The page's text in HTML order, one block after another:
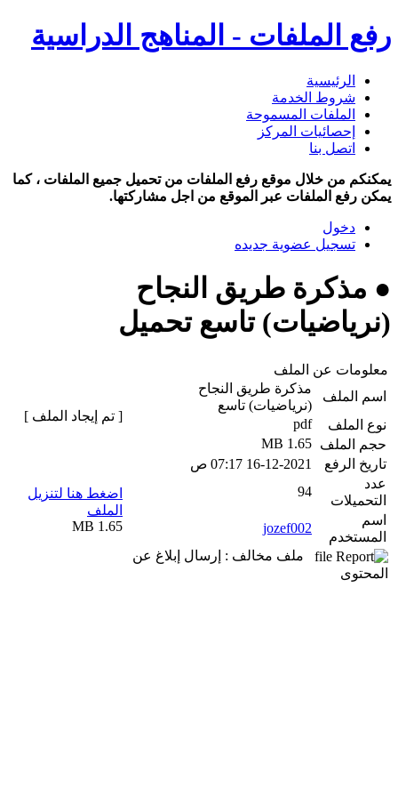
رفع الملفات - المناهج الدراسية
الرئيسية
شروط الخدمة
الملفات المسموحة
إحصائيات المركز
اتصل بنا
يمكنكم من خلال موقع رفع الملفات من تحميل جميع الملفات ، كما
يمكن رفع الملفات عبر الموقع من اجل مشاركتها.
دخول
تسجيل عضوية جديده
● مذكرة طريق النجاح
(نرياضيات) تاسع تحميل
معلومات عن الملف
اسم الملف
مذكرة طريق النجاح
(نرياضيات) تاسع
نوع الملف
pdf
حجم الملف 1.65 MB
تاريخ الرفع
16-12-2021 07:17 ص
عدد
التحميلات
94
اسم
المستخدم
jozef002
ملف مخالف : إرسال إبلاغ عن
المحتوى
[ تم إيجاد الملف ]
اضغط هنا لتنزيل
الملف
1.65 MB